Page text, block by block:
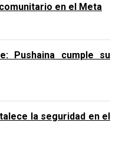
en el Meta
Pushaina cumple su
la seguridad en el